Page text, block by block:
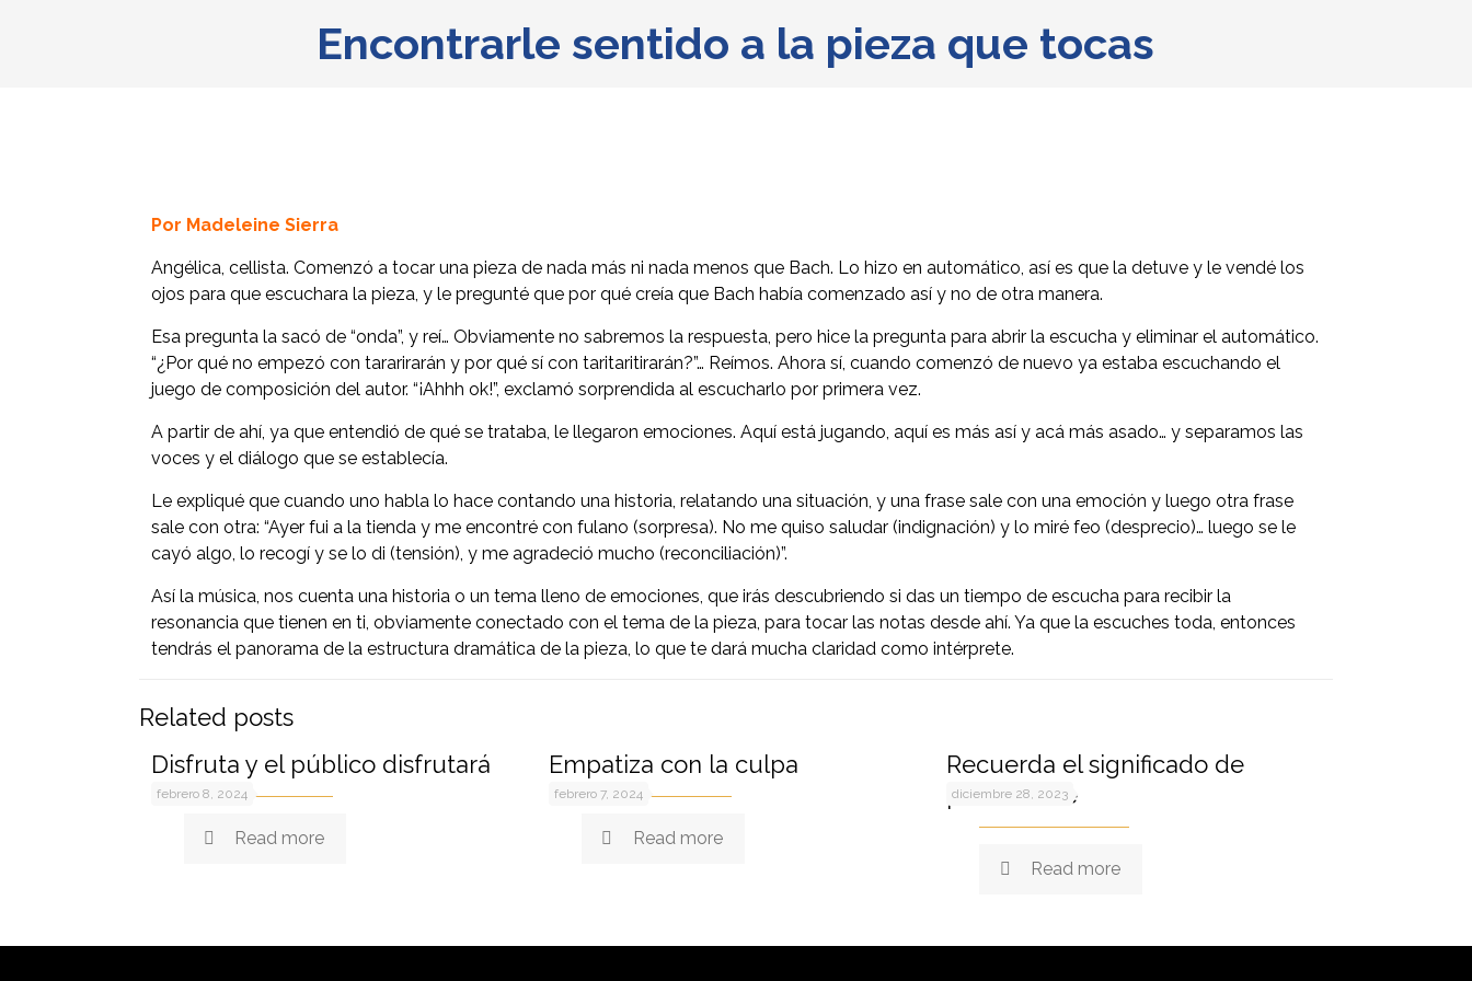
Encontrarle sentido a la pieza que tocas
Por Madeleine Sierra
Angélica, cellista. Comenzó a tocar una pieza de nada más ni nada menos que Bach. Lo hizo en automático, así es que la detuve y le vendé los
ojos para que escuchara la pieza, y le pregunté que por qué creía que Bach había comenzado así y no de otra manera.
Esa pregunta la sacó de “onda”, y reí… Obviamente no sabremos la respuesta, pero hice la pregunta para abrir la escucha y eliminar el automático.
“¿Por qué no empezó con tararirarán y por qué sí con taritaritirarán?”… Reímos. Ahora sí, cuando comenzó de nuevo ya estaba escuchando el
juego de composición del autor. “¡Ahhh ok!”, exclamó sorprendida al escucharlo por primera vez.
A partir de ahí, ya que entendió de qué se trataba, le llegaron emociones. Aquí está jugando, aquí es más así y acá más asado… y separamos las
voces y el diálogo que se establecía.
Le expliqué que cuando uno habla lo hace contando una historia, relatando una situación, y una frase sale con una emoción y luego otra frase
sale con otra: “Ayer fui a la tienda y me encontré con fulano (sorpresa). No me quiso saludar (indignación) y lo miré feo (desprecio)… luego se le
cayó algo, lo recogí y se lo di (tensión), y me agradeció mucho (reconciliación)”.
Así la música, nos cuenta una historia o un tema lleno de emociones, que irás descubriendo si das un tiempo de escucha para recibir la
resonancia que tienen en ti, obviamente conectado con el tema de la pieza, para tocar las notas desde ahí. Ya que la escuches toda, entonces
tendrás el panorama de la estructura dramática de la pieza, lo que te dará mucha claridad como intérprete.
Related posts
febrero 8, 2024
Disfruta y el público disfrutará
Read more
febrero 7, 2024
Empatiza con la culpa
Read more
diciembre 28, 2023
Recuerda el significado de
presentarte
Read more